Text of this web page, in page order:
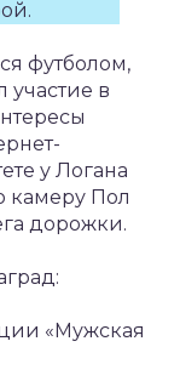
футболом,
в
у Логана
камеру Пол
дорожки.
«Мужская